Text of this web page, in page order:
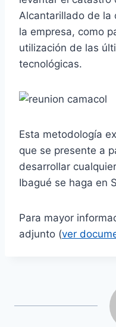
Alcantarillado de la
la empresa, como
utilización de las
tecnológicas.
Esta metodología
que se presente a
desarrollar
Ibagué se haga en
Para mayor
adjunto (ver